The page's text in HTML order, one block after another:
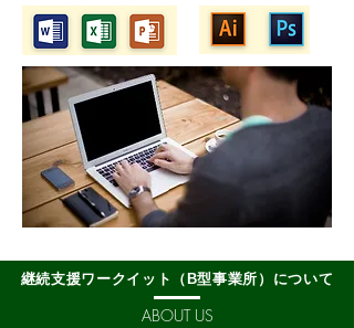
​継続支援ワークイット（B型事業所）について
ABOUT US